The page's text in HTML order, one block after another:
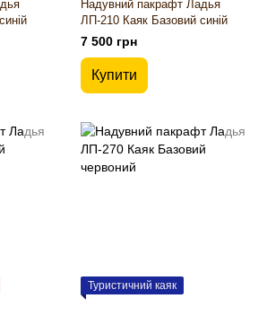
Надувний пакрафт Ладья
ЛП-210 Каяк Базовий синій
7 500 грн
Купити
Туристичний каяк